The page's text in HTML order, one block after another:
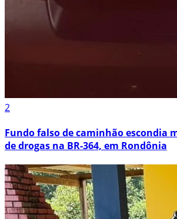
2
Fundo falso de caminhão escondia
de drogas na BR-364, em Rondônia